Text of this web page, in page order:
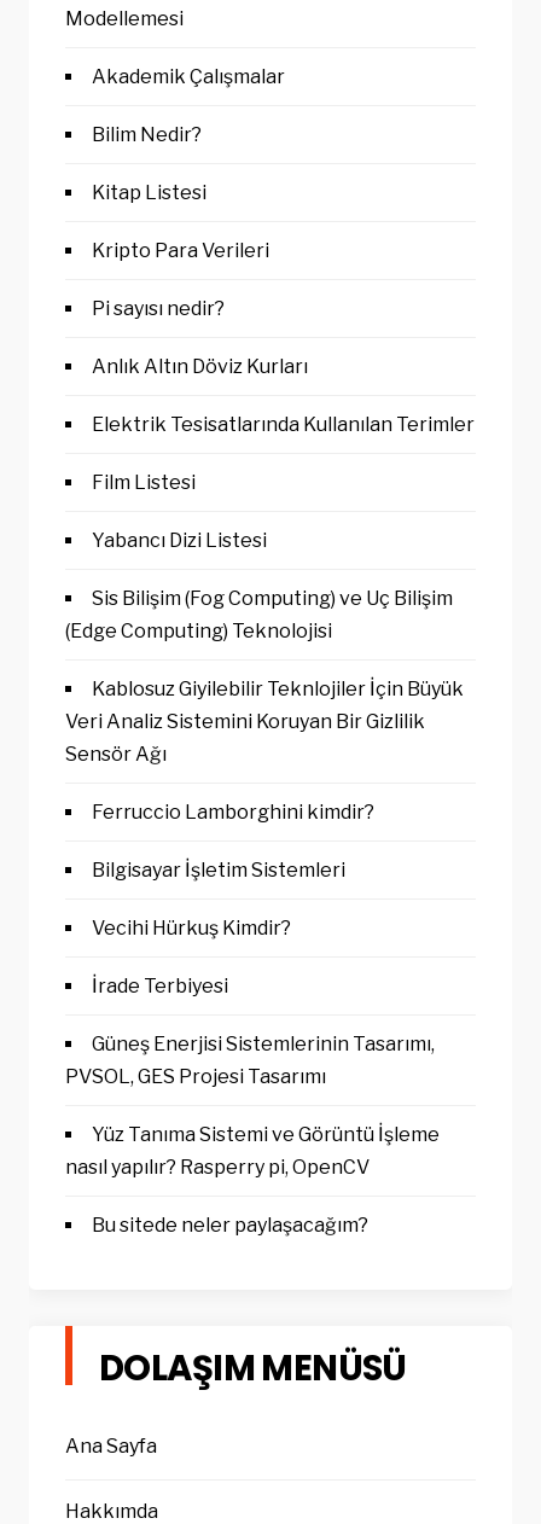
Modellemesi
Akademik Çalışmalar
Bilim Nedir?
Kitap Listesi
Kripto Para Verileri
Pi sayısı nedir?
Anlık Altın Döviz Kurları
Elektrik Tesisatlarında Kullanılan Terimler
Film Listesi
Yabancı Dizi Listesi
Sis Bilişim (Fog Computing) ve Uç Bilişim
(Edge Computing) Teknolojisi
Kablosuz Giyilebilir Teknlojiler İçin Büyük
Veri Analiz Sistemini Koruyan Bir Gizlilik
Sensör Ağı
Ferruccio Lamborghini kimdir?
Bilgisayar İşletim Sistemleri
Vecihi Hürkuş Kimdir?
İrade Terbiyesi
Güneş Enerjisi Sistemlerinin Tasarımı,
PVSOL, GES Projesi Tasarımı
Yüz Tanıma Sistemi ve Görüntü İşleme
nasıl yapılır? Rasperry pi, OpenCV
Bu sitede neler paylaşacağım?
DOLAŞIM MENÜSÜ
Ana Sayfa
Hakkımda